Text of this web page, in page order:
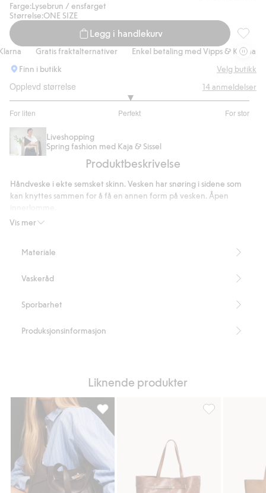
Farge:Lysebrun / ensfarget
Størrelse:ONE SIZE
Legg i handlekurv
Tote-
Gratis fraktalternativer Enkel betaling med Vipps & Klarna
Finn i butikk
Velg butikk
Opplevd størrelse
For liten Perfekt For stor
av
5
på
14anmeldelser
Liveshopping
Spring fashion med Kaja & Sissel
Produktbeskrivelse
Vis mer
Håndveske i ekte semsket skinn. Vesken har snøring i sidene som
kan knyttes sammen for å få en annen form på vesken. Åpen
Høyde 60 cm, inkludert håndtak
Artikkelnummer
Materiale
Vaskeråd
Sporbarhet
Produksjonsinformasjon
Liknende produkter
Toteveske med innerlomme, Legg til i